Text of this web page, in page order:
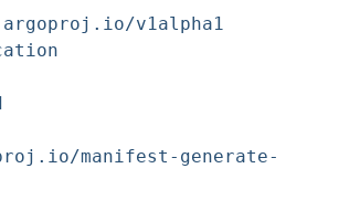
v1alpha1
manifest-generate-